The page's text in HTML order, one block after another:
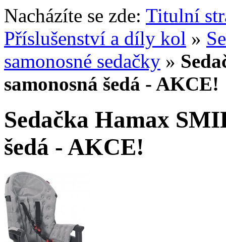
Nacházíte se zde: Titulní
Příslušenství a díly kol »
samonosné sedačky »
samonosná šedá - AKCE!
Sedačka Hamax
šedá - AKCE!